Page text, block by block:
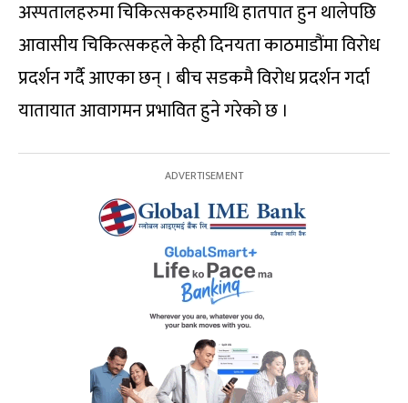
अस्पतालहरुमा चिकित्सकहरुमाथि हातपात हुन थालेपछि
आवासीय चिकित्सकहले केही दिनयता काठमाडौंमा विरोध
प्रदर्शन गर्दै आएका छन् । बीच सडकमै विरोध प्रदर्शन गर्दा
यातायात आवागमन प्रभावित हुने गरेको छ ।